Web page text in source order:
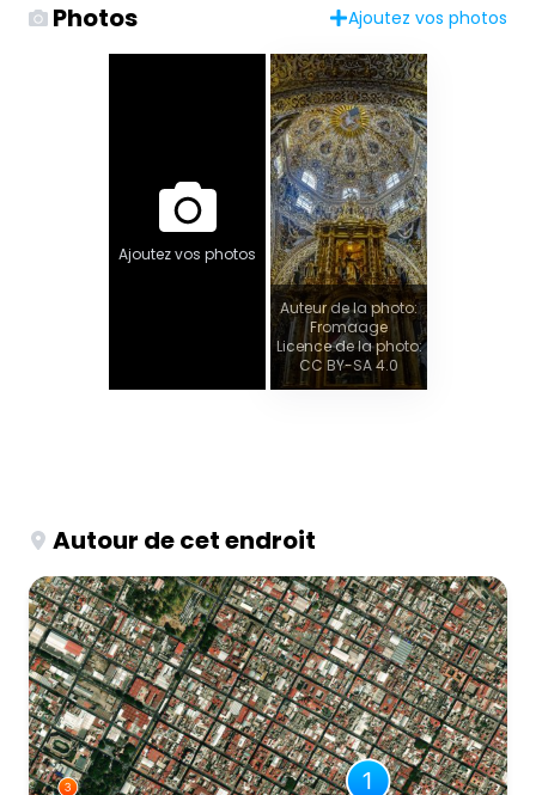
Photos Ajoutez vos photos
Ajoutez vos photos
Auteur de la photo:
Fromaage
Licence de la photo:
CC BY-SA 4.0
Autour de cet endroit